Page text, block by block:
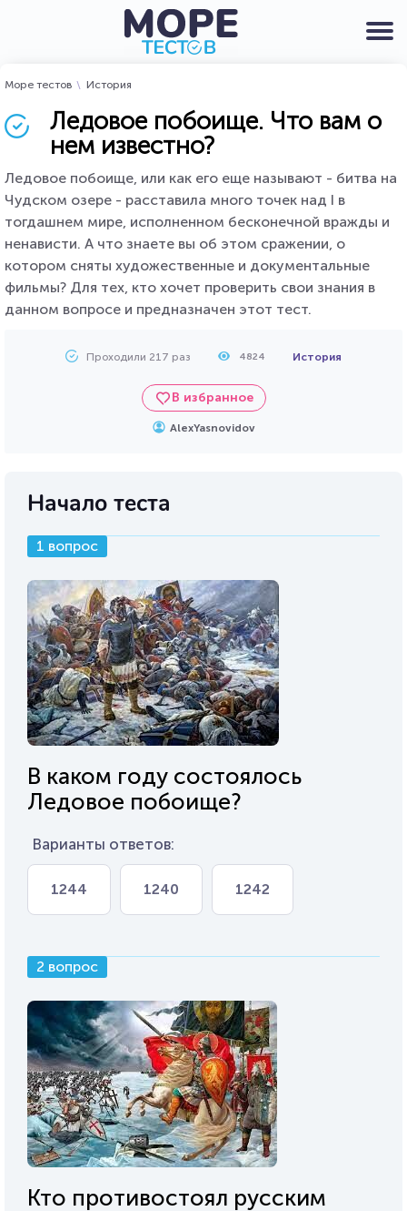
Море тестов История
Ледовое побоище. Что вам о
нем известно?
Ледовое побоище, или как его еще называют - битва на
Чудском озере - расставила много точек над І в
тогдашнем мире, исполненном бесконечной вражды и
ненависти. А что знаете вы об этом сражении, о
котором сняты художественные и документальные
фильмы? Для тех, кто хочет проверить свои знания в
данном вопросе и предназначен этот тест.
Проходили 217 раз 4824 История
В избранное
AlexYasnovidov
Начало теста
1 вопрос
В каком году состоялось
Ледовое побоище?
Варианты ответов:
1244 1240 1242
2 вопрос
Кто противостоял русским